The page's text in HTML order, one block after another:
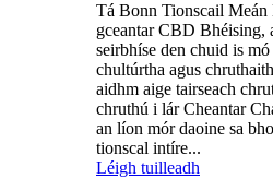
Tá Bonn Tionscail Meán
gceantar CBD Bhéising,
seirbhíse den chuid is
chultúrtha agus
aidhm aige tairseach
chruthú i lár Cheantar
an líon mór daoine sa
tionscal intíre...
Léigh tuilleadh